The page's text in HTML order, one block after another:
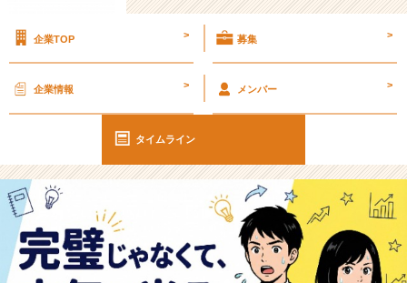
ゃ
て、
本
が
【イ
ン
企業TOP > 募集 >
企業情報 > メンバー >
タイムライン